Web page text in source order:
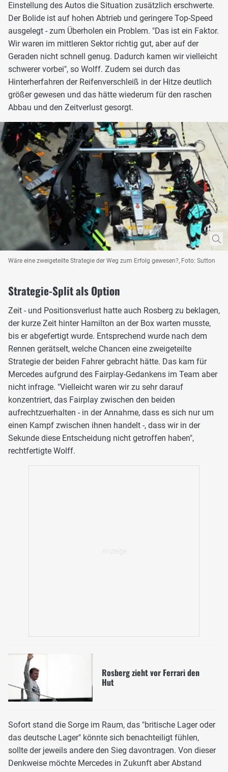
Einstellung des Autos die Situation zusätzlich erschwerte.
Der Bolide ist auf hohen Abtrieb und geringere Top-Speed
ausgelegt - zum Überholen ein Problem. "Das ist ein Faktor.
Wir waren im mittleren Sektor richtig gut, aber auf der
Geraden nicht schnell genug. Dadurch kamen wir vielleicht
schwerer vorbei", so Wolff. Zudem sei durch das
Hinterherfahren der Reifenverschleiß in der Hitze deutlich
größer gewesen und das hätte wiederum für den raschen
Abbau und den Zeitverlust gesorgt.
Wäre eine zweigeteilte Strategie der Weg zum Erfolg gewesen?, Foto: Sutton
Strategie-Split als Option
Zeit - und Positionsverlust hatte auch Rosberg zu beklagen,
der kurze Zeit hinter Hamilton an der Box warten musste,
bis er abgefertigt wurde. Entsprechend wurde nach dem
Rennen gerätselt, welche Chancen eine zweigeteilte
Strategie der beiden Fahrer gebracht hätte. Das kam für
Mercedes aufgrund des Fairplay-Gedankens im Team aber
nicht infrage. "Vielleicht waren wir zu sehr darauf
konzentriert, das Fairplay zwischen den beiden
aufrechtzuerhalten - in der Annahme, dass es sich nur um
einen Kampf zwischen ihnen handelt -, dass wir in der
Sekunde diese Entscheidung nicht getroffen haben",
rechtfertigte Wolff.
Rosberg zieht vor Ferrari den
Hut
Sofort stand die Sorge im Raum, das "britische Lager oder
das deutsche Lager" könnte sich benachteiligt fühlen,
sollte der jeweils andere den Sieg davontragen. Von dieser
Denkweise möchte Mercedes in Zukunft aber Abstand